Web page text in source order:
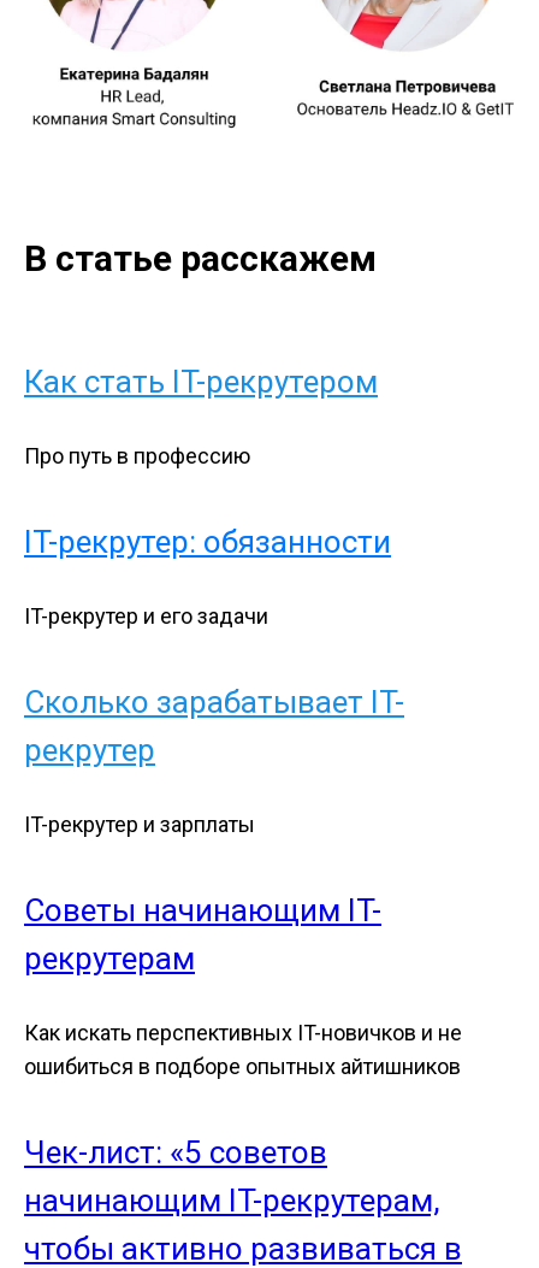
В статье расскажем
Как стать IT-рекрутером
Про путь в профессию
IT-рекрутер: обязанности
IT-рекрутер и его задачи
Сколько зарабатывает IT-
рекрутер
IT-рекрутер и зарплаты
Советы начинающим IT-
рекрутерам
Как искать перспективных IT-новичков и не
ошибиться в подборе опытных айтишников
Чек-лист: «5 советов
начинающим IT-рекрутерам,
чтобы активно развиваться в